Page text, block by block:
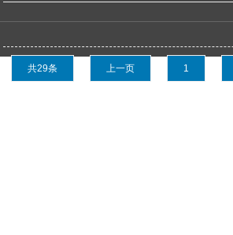
共29条 上一页 1